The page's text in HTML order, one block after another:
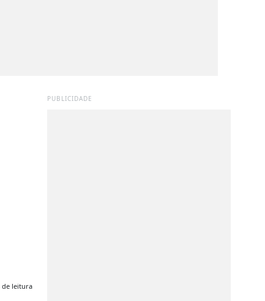
leitura
PUBLICIDADE